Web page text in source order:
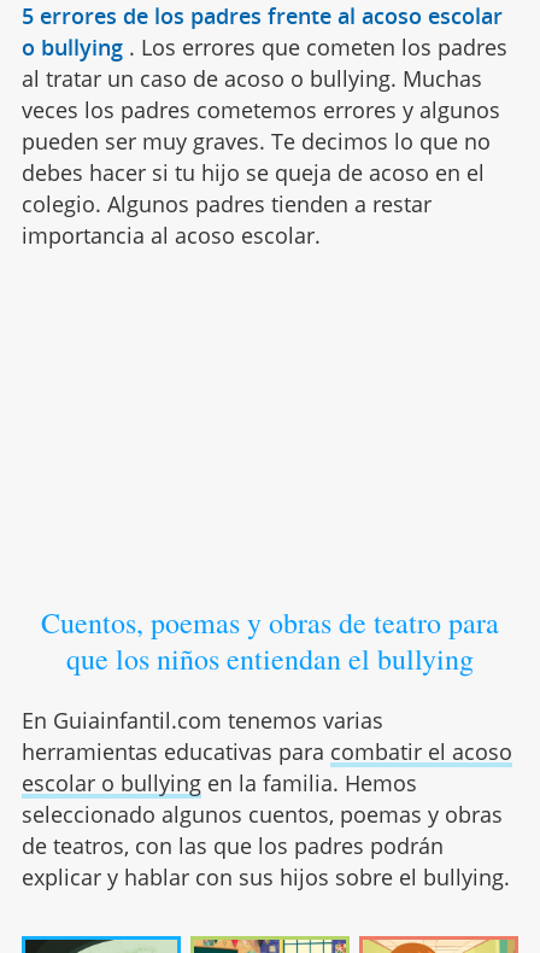
5 errores de los padres frente al acoso escolar
o bullying . Los errores que cometen los padres
al tratar un caso de acoso o bullying. Muchas
veces los padres cometemos errores y algunos
pueden ser muy graves. Te decimos lo que no
debes hacer si tu hijo se queja de acoso en el
colegio. Algunos padres tienden a restar
importancia al acoso escolar.
Cuentos, poemas y obras de teatro para
que los niños entiendan el bullying
En Guiainfantil.com tenemos varias
herramientas educativas para combatir el acoso
escolar o bullyingen la familia. Hemos
seleccionado algunos cuentos, poemas y obras
de teatros, con las que los padres podrán
explicar y hablar con sus hijos sobre el bullying.